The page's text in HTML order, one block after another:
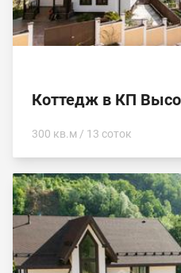
Коттедж в КП
300 кв.м / 13 соток